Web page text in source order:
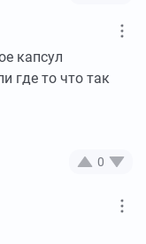
капсул
где то что так
0